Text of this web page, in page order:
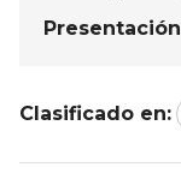
Presentación
Clasificado en: